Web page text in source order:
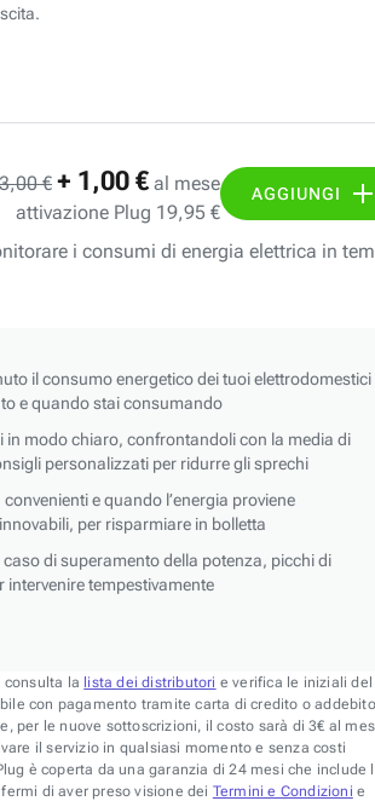
€ + 1,00 € al mese
attivazione Plug 19,95 €
AGGIUNGI
i consumi di energia elettrica in
il consumo energetico dei tuoi elettrodomestici
e quando stai consumando
in modo chiaro, confrontandoli con la media di
personalizzati per ridurre gli sprechi
e quando l’energia proviene
per risparmiare in bolletta
caso di superamento della potenza, picchi di
tempestivamente
consulta la lista dei distributori e verifica le iniziali del
con pagamento tramite carta di credito o
per le nuove sottoscrizioni, il costo sarà di 3€ al
il servizio in qualsiasi momento e senza costi
è coperta da una garanzia di 24 mesi che include
di aver preso visione dei Termini e Condizioni e